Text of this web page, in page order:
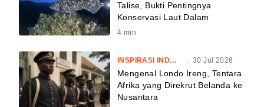
Talise, Bukti Pentingnya
Konservasi Laut Dalam
4 min
INSPIRASI INDONESIA 30 Jul 2026
Mengenal Londo Ireng, Tentara
Afrika yang Direkrut Belanda ke
Nusantara